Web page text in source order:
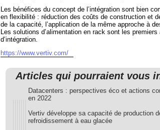
Les bénéfices du concept de l’intégration sont bien
en flexibilité : réduction des coûts de construction et
de la capacité, l’application de la même approche à
Les solutions d’alimentation en rack sont les
d’intégration.
https://www.vertiv.com/
Articles qui pourraient vous
Datacenters : perspectives éco et actions
en 2022
Vertiv développe sa capacité de production
refroidissement à eau glacée